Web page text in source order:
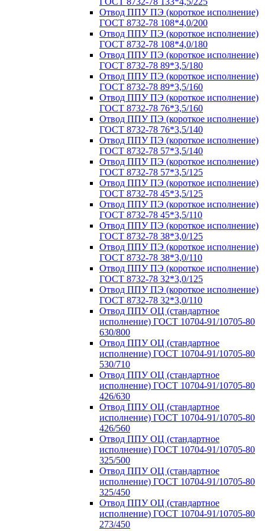
Отвод ППУ ПЭ (короткое исполнение)
ГОСТ 8732-78 108*4,0/200
Отвод ППУ ПЭ (короткое исполнение)
ГОСТ 8732-78 108*4,0/180
Отвод ППУ ПЭ (короткое исполнение)
ГОСТ 8732-78 89*3,5/180
Отвод ППУ ПЭ (короткое исполнение)
ГОСТ 8732-78 89*3,5/160
Отвод ППУ ПЭ (короткое исполнение)
ГОСТ 8732-78 76*3,5/160
Отвод ППУ ПЭ (короткое исполнение)
ГОСТ 8732-78 76*3,5/140
Отвод ППУ ПЭ (короткое исполнение)
ГОСТ 8732-78 57*3,5/140
Отвод ППУ ПЭ (короткое исполнение)
ГОСТ 8732-78 57*3,5/125
Отвод ППУ ПЭ (короткое исполнение)
ГОСТ 8732-78 45*3,5/125
Отвод ППУ ПЭ (короткое исполнение)
ГОСТ 8732-78 45*3,5/110
Отвод ППУ ПЭ (короткое исполнение)
ГОСТ 8732-78 38*3,0/125
Отвод ППУ ПЭ (короткое исполнение)
ГОСТ 8732-78 38*3,0/110
Отвод ППУ ПЭ (короткое исполнение)
ГОСТ 8732-78 32*3,0/125
Отвод ППУ ПЭ (короткое исполнение)
ГОСТ 8732-78 32*3,0/110
Отвод ППУ ОЦ (стандартное
исполнение) ГОСТ 10704-91/10705-80
630/800
Отвод ППУ ОЦ (стандартное
исполнение) ГОСТ 10704-91/10705-80
530/710
Отвод ППУ ОЦ (стандартное
исполнение) ГОСТ 10704-91/10705-80
426/630
Отвод ППУ ОЦ (стандартное
исполнение) ГОСТ 10704-91/10705-80
426/560
Отвод ППУ ОЦ (стандартное
исполнение) ГОСТ 10704-91/10705-80
325/500
Отвод ППУ ОЦ (стандартное
исполнение) ГОСТ 10704-91/10705-80
325/450
Отвод ППУ ОЦ (стандартное
исполнение) ГОСТ 10704-91/10705-80
273/450